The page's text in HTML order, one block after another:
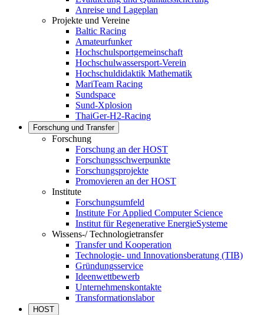
Anreise und Lageplan
Projekte und Vereine
Baltic Racing
Amateurfunker
Hochschulsportgemeinschaft
Hochschulwassersport-Verein
Hochschuldidaktik Mathematik
MariTeam Racing
Sundspace
Sund-Xplosion
ThaiGer-H2-Racing
Forschung und Transfer
Forschung
Forschung an der HOST
Forschungsschwerpunkte
Forschungsprojekte
Promovieren an der HOST
Institute
Forschungsumfeld
Institute For Applied Computer Science
Institut für Regenerative EnergieSysteme
Wissens-/ Technologietransfer
Transfer und Kooperation
Technologie- und Innovationsberatung (TIB)
Gründungsservice
Ideenwettbewerb
Unternehmenskontakte
Transformationslabor
HOST